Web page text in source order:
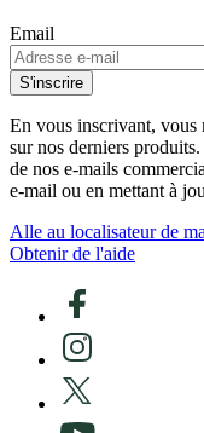
Email
S'inscrire
En vous inscrivant, vous
sur nos derniers
de nos e-mails
e-mail ou en mettant à
Alle au localisateur de
Obtenir de l'aide